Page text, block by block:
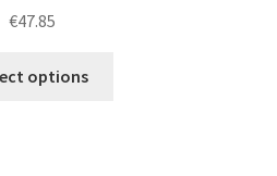
€47.85
options